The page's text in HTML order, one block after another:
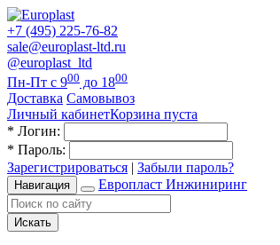
+7 (495) 225-76-82
sale@europlast-ltd.ru
@europlast_ltd
Пн-Пт с 900 до 1800
Доставка Самовывоз
Личный кабинетКорзина пуста
* Логин:
* Пароль:
Зарегистрироваться | Забыли пароль?
Навигация Европласт Инжиниринг
Искать